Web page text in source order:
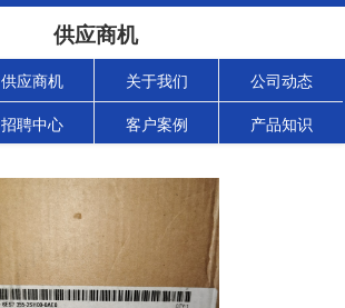
供应商机
供应商机 关于我们 公司动态
招聘中心 客户案例 产品知识